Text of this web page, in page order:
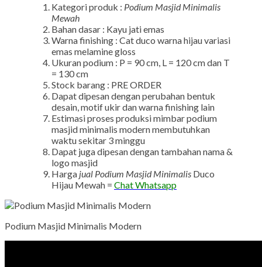
Kategori produk : Podium Masjid Minimalis
Mewah
Bahan dasar : Kayu jati emas
Warna finishing : Cat duco warna hijau variasi
emas melamine gloss
Ukuran podium : P = 90 cm, L = 120 cm dan T
= 130 cm
Stock barang : PRE ORDER
Dapat dipesan dengan perubahan bentuk
desain, motif ukir dan warna finishing lain
Estimasi proses produksi mimbar podium
masjid minimalis modern membutuhkan
waktu sekitar 3 minggu
Dapat juga dipesan dengan tambahan nama &
logo masjid
Harga jual Podium Masjid Minimalis Duco
Hijau Mewah = Chat Whatsapp
Podium Masjid Minimalis Modern